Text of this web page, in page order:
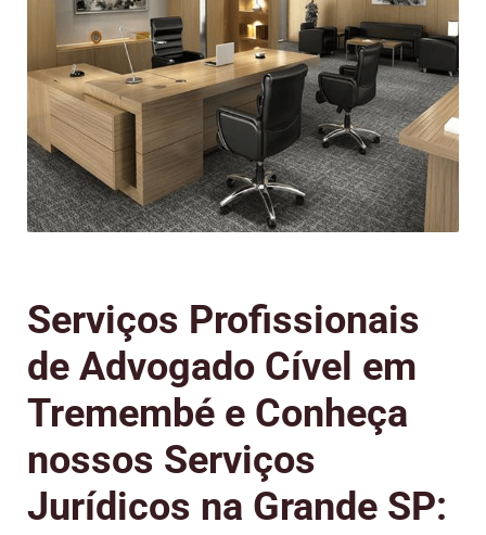
Serviços Profissionais
de Advogado Cível em
Tremembé e Conheça
nossos Serviços
Jurídicos na Grande SP: